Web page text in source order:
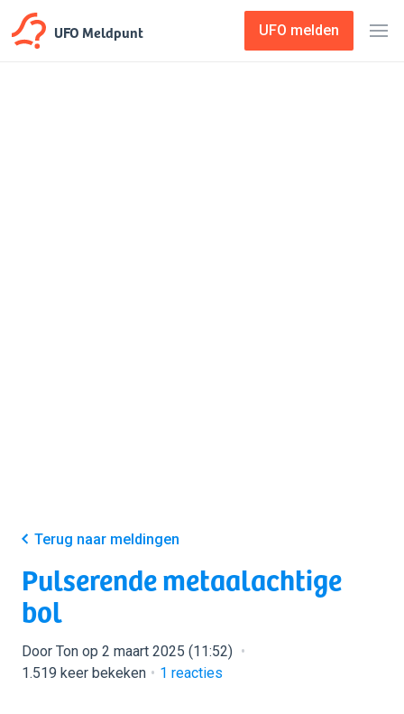
UFO Meldpunt UFO melden
Terug naar meldingen
Pulserende metaalachtige
bol
Door Ton op 2 maart 2025 (11:52)
1.519 keer bekeken
1 reacties